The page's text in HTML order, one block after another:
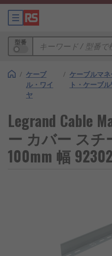
型番
/ ケーブ
ル・ワイ
ヤ
/ ケーブルマ
ト・ケーブ
Legrand Cable
ー カバー スチ
100mm 幅